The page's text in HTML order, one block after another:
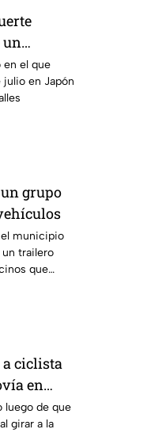
un
en el que
en Japón
grupo
municipio
un trailero
que
cuarto
ciclista
en
luego de que
girar a la